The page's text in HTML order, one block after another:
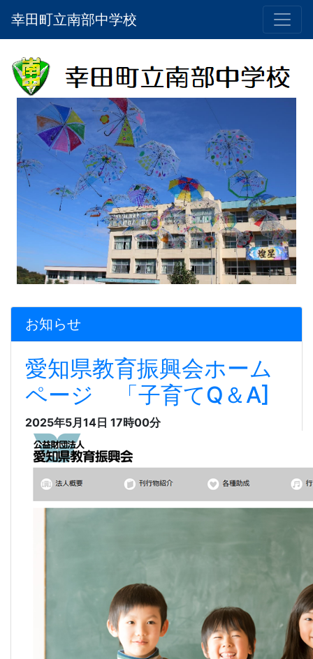
幸田町立南部中学校
お知らせ
愛知県教育振興会ホーム
ページ 「子育てQ＆A]
2025年5月14日 17時00分